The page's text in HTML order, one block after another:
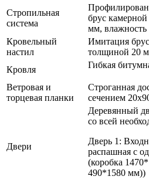
Стропильная
система
брус
мм, влажность
Кровельный
настил
Имитация
толщиной 20
Кровля
Гибкая
Ветровая и
торцевая планки
Строганная
сечением
Двери
Деревянный
со всей
Дверь 1:
распашная с
(коробка
490*1580 мм))